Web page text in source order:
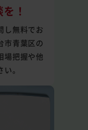
！
し無料でお
市青葉区の
場把握や他
。